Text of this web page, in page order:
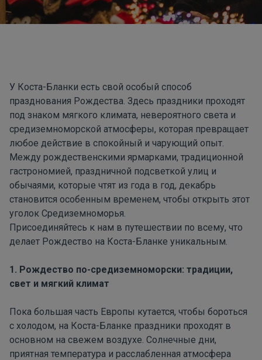
У Коста-Бланки есть свой особый способ
празднования Рождества. Здесь праздники проходят
под знаком мягкого климата, невероятного света и
средиземноморской атмосферы, которая превращает
любое действие в спокойный и чарующий опыт.
Между рождественскими ярмарками, традиционной
гастрономией, праздничной подсветкой улиц и
обычаями, которые чтят из года в год, декабрь
становится особенным временем, чтобы открыть этот
уголок Средиземноморья.
Присоединяйтесь к нам в путешествии по всему, что
делает Рождество на Коста-Бланке уникальным.
1. Рождество по-средиземноморски: традиции,
свет и мягкий климат
Пока большая часть Европы кутается, чтобы бороться
с холодом, на Коста-Бланке праздники проходят в
основном на свежем воздухе. Солнечные дни,
приятная температура и расслабленная атмосфера